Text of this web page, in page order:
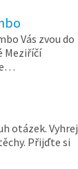
Vás zvou do
Meziříčí
otázek. Vyhrej
Přijďte si